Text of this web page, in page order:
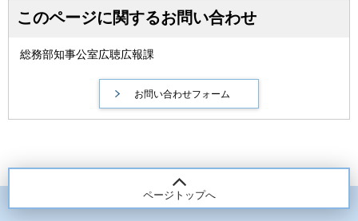
このページに関するお問い合わせ
総務部知事公室広聴広報課
ページトップへ